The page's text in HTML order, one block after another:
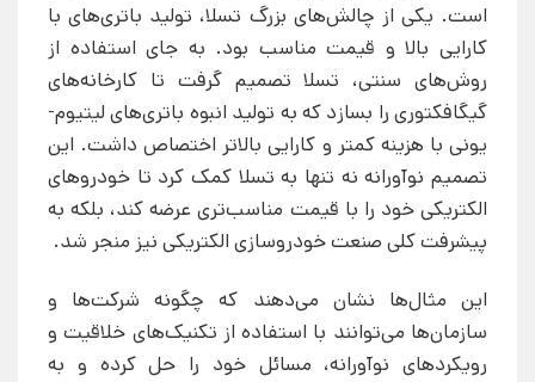
است. یکی از چالش‌های بزرگ تسلا، تولید باتری‌های با
کارایی بالا و قیمت مناسب بود. به جای استفاده از
روش‌های سنتی، تسلا تصمیم گرفت تا کارخانه‌های
گیگافکتوری را بسازد که به تولید انبوه باتری‌های لیتیوم-
یونی با هزینه کمتر و کارایی بالاتر اختصاص داشت. این
تصمیم نوآورانه نه تنها به تسلا کمک کرد تا خودروهای
الکتریکی خود را با قیمت مناسب‌تری عرضه کند، بلکه به
پیشرفت کلی صنعت خودروسازی الکتریکی نیز منجر شد.
این مثال‌ها نشان می‌دهند که چگونه شرکت‌ها و
سازمان‌ها می‌توانند با استفاده از تکنیک‌های خلاقیت و
رویکردهای نوآورانه، مسائل خود را حل کرده و به